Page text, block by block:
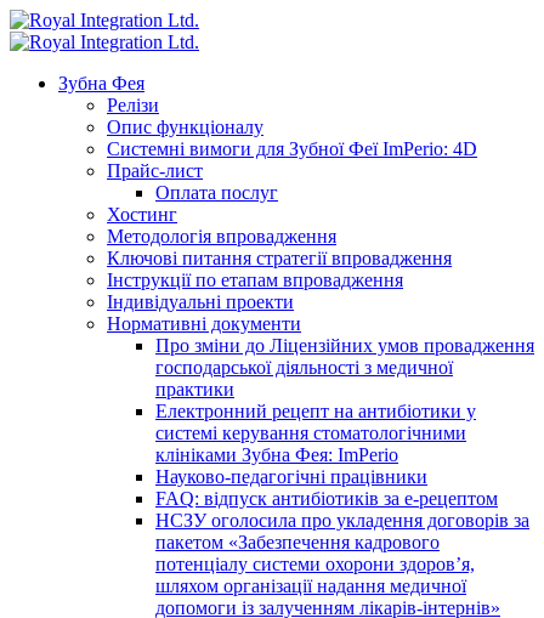
Зубна Фея
Релізи
Опис функціоналу
Системні вимоги для Зубної Феї ImPerio: 4D
Прайс-лист
Оплата послуг
Хостинг
Методологія впровадження
Ключові питання стратегії впровадження
Інструкції по етапам впровадження
Індивідуальні проекти
Нормативні документи
Про зміни до Ліцензійних умов провадження
господарської діяльності з медичної
практики
Електронний рецепт на антибіотики у
системі керування стоматологічними
клініками Зубна Фея: ImPerio
Науково-педагогічні працівники
FAQ: відпуск антибіотиків за е-рецептом
НСЗУ оголосила про укладення договорів за
пакетом «Забезпечення кадрового
потенціалу системи охорони здоров’я,
шляхом організації надання медичної
допомоги із залученням лікарів-інтернів»